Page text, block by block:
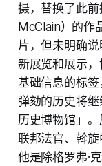
摄，替换了此
McClain）的作
片，但未明确
新展览和展示
基础信息的标
弹劾的历史将
历史博物馆」
联邦法官、斡
他是除格罗弗·